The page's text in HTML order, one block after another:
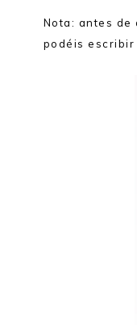
Nota: antes de
podéis escribir